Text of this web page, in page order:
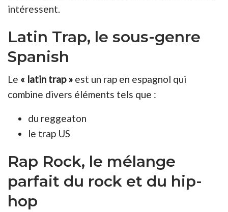
intéressent.
Latin Trap, le sous-genre
Spanish
Le « latin trap » est un rap en espagnol qui
combine divers éléments tels que :
du reggeaton
le trap US
Rap Rock, le mélange
parfait du rock et du hip-
hop